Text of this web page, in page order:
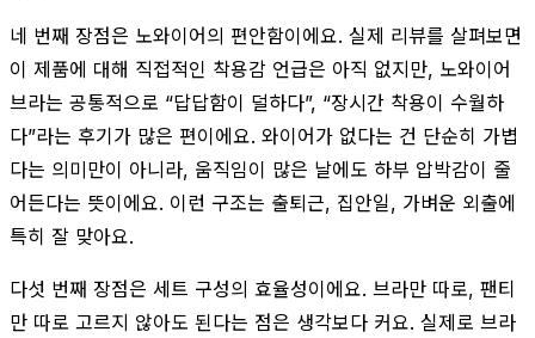
네 번째 장점은 노와이어의 편안함이에요. 실제 리뷰를 살펴보면
이 제품에 대해 직접적인 착용감 언급은 아직 없지만, 노와이어
브라는 공통적으로 “답답함이 덜하다”, “장시간 착용이 수월하
다”라는 후기가 많은 편이에요. 와이어가 없다는 건 단순히 가볍
다는 의미만이 아니라, 움직임이 많은 날에도 하부 압박감이 줄
어든다는 뜻이에요. 이런 구조는 출퇴근, 집안일, 가벼운 외출에
특히 잘 맞아요.
다섯 번째 장점은 세트 구성의 효율성이에요. 브라만 따로, 팬티
만 따로 고르지 않아도 된다는 점은 생각보다 커요. 실제로 브라